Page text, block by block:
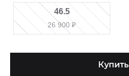
46.5
26 900 ₽
Купить